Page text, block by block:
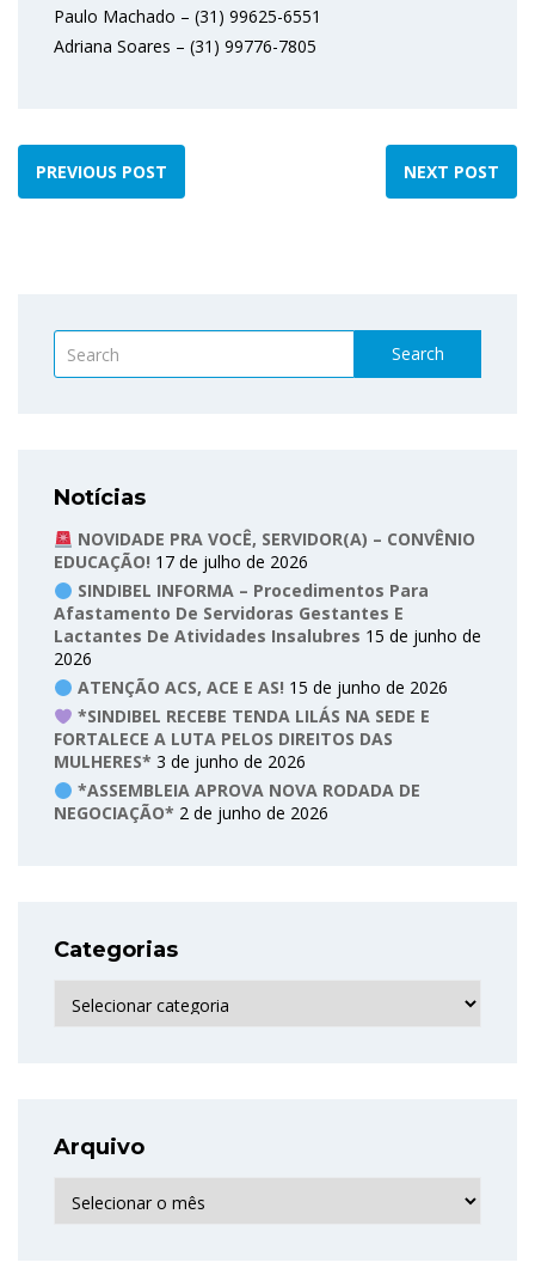
Paulo Machado – (31) 99625-6551
Adriana Soares – (31) 99776-7805
PREVIOUS POST NEXT POST
Search
Notícias
NOVIDADE PRA VOCÊ, SERVIDOR(A) – CONVÊNIO
EDUCAÇÃO! 17 de julho de 2026
SINDIBEL INFORMA – Procedimentos Para
Afastamento De Servidoras Gestantes E
Lactantes De Atividades Insalubres 15 de junho de
2026
ATENÇÃO ACS, ACE E AS! 15 de junho de 2026
*SINDIBEL RECEBE TENDA LILÁS NA SEDE E
FORTALECE A LUTA PELOS DIREITOS DAS
MULHERES* 3 de junho de 2026
*ASSEMBLEIA APROVA NOVA RODADA DE
NEGOCIAÇÃO* 2 de junho de 2026
Categorias
Categorias
Arquivo
Arquivo